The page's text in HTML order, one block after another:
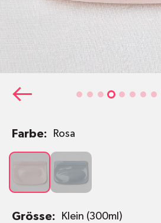
Farbe: Rosa
Rosa Hellgrau
Grösse: Klein (300ml)